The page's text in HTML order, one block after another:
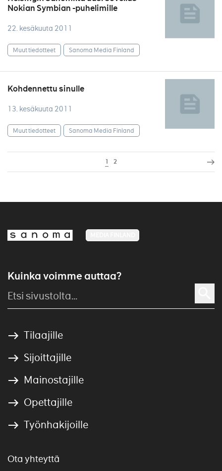
Nokian Symbian -puhelimille
22. kesäkuuta 2011
Muut tiedotteet Sanoma Media Finland
Kohdennettu sinulle
13. kesäkuuta 2011
Muut tiedotteet Sanoma Media Finland
1 2
Kuinka voimme auttaa?
Tilaajille
Sijoittajille
Mainostajille
Opettajille
Työnhakijoille
Ota yhteyttä